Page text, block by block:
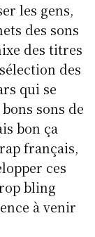
les gens,
des sons
des titres
des
qui se
sons de
bon ça
français,
ces
bling
à venir